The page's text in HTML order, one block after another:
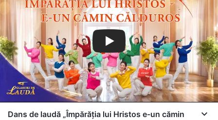
Dans de laudă „Împărăția lui Hristos e-un cămin